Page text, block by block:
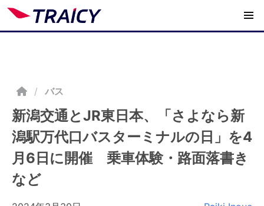
/ バス
新潟交通とJR東日本、「さよなら新
潟駅万代口バスターミナルの日」を4
月6日に開催 乗車体験・路面落書き
など